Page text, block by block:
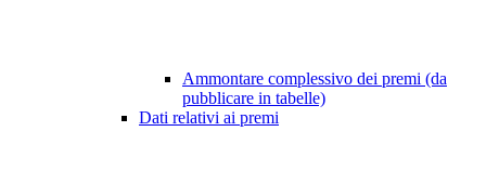
Ammontare complessivo dei premi (da
pubblicare in tabelle)
Dati relativi ai premi